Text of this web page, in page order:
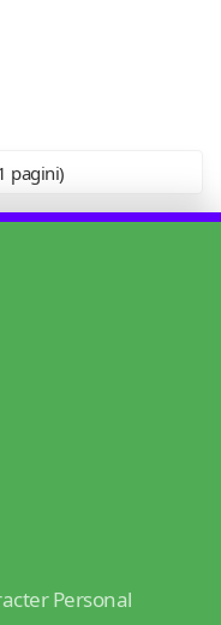
pagini)
Personal